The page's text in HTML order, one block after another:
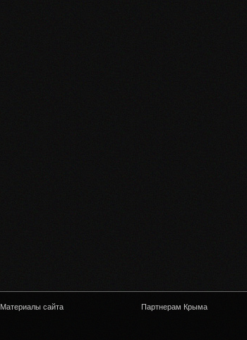
Материалы сайта Партнерам Крыма